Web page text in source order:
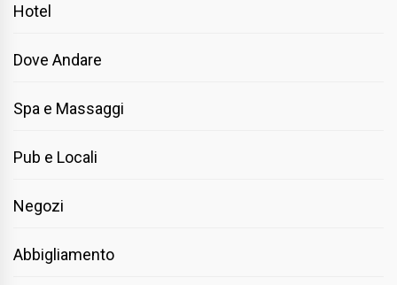
Hotel
Dove Andare
Spa e Massaggi
Pub e Locali
Negozi
Abbigliamento